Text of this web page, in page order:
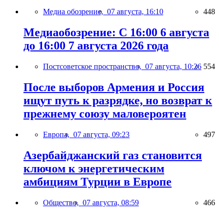
Медиа обозрение, 07 августа, 16:10 448
Медиаобозрение: С 16:00 6 августа
до 16:00 7 августа 2026 года
Постсоветское пространство, 07 августа, 10:26 554
После выборов Армения и Россия
ищут путь к разрядке, но возврат к
прежнему союзу маловероятен
Европа, 07 августа, 09:23 497
Азербайджанский газ становится
ключом к энергетическим
амбициям Турции в Европе
Общество, 07 августа, 08:59 466